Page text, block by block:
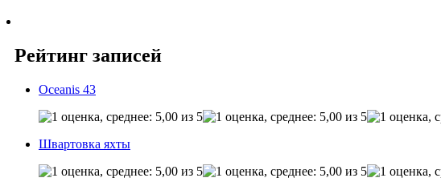
Рейтинг записей
Oceanis 43
Швартовка яхты